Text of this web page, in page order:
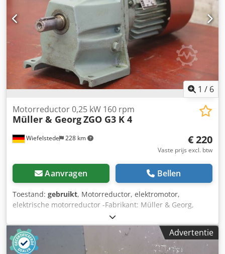
1 / 6
Wiefelstede 228 km
Motorreductor 0,25 kW 160 rpm
Müller & GeorgZGO G3 K 4
€ 220
Vaste prijs excl. btw
Aanvragen Bellen
Toestand: gebruikt, Motorreductor, elektromotor,
elektrische motorreductor -Fabrikant: Müller & Georg,
motorreductor type ZGO G3 K 4 -Toerental: 160 rpm -
Vermogen: 0,25 kW -Ontwerp: B3 Dwedpfxsrk S Dfo Ai Hea
-As: Ø 22 x 50 mm -Beschermingsklasse: IP 54 -Afmetingen:
450/158/H205 mm -Gewicht: 14,8 kg
Advertentie